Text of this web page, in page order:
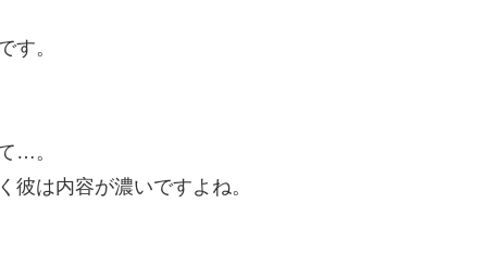
す。
…。
彼は内容が濃いですよね。